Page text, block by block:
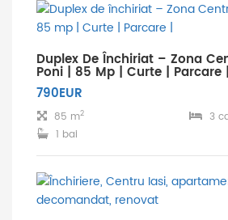
Duplex De Închiriat – Zona
Poni | 85 Mp | Curte | Parcare |
790EUR
85 m2
3
1 bai